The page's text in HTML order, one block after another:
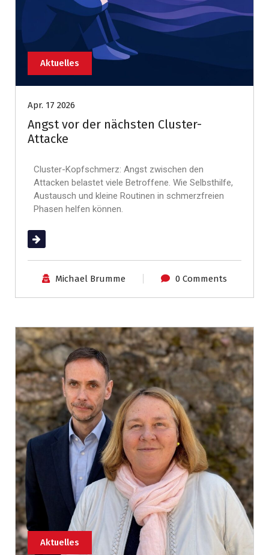
Aktuelles
Apr. 17 2026
Angst vor der nächsten Cluster-
Attacke
Cluster-Kopfschmerz: Angst zwischen den
Attacken belastet viele Betroffene. Wie Selbsthilfe,
Austausch und kleine Routinen in schmerzfreien
Phasen helfen können.
(mehr …)
Michael Brumme 0 Comments
Aktuelles